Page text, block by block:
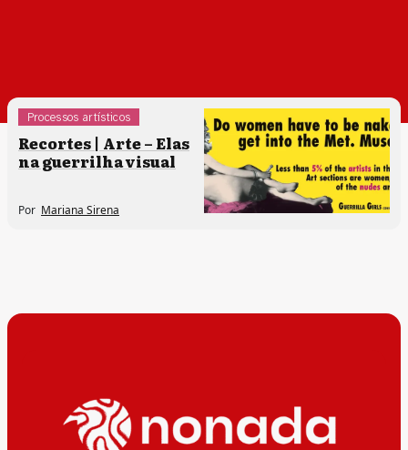
Processos artísticos
Sem categoria
Recortes | Arte – Elas
na guerrilha visual
Por Mariana Sirena